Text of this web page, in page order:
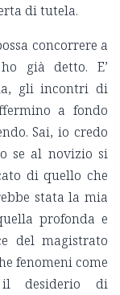
di tutela.
concorrere a
già detto. E’
gli incontri di
a fondo
Sai, io credo
se al novizio si
di quello che
stata la mia
profonda e
del magistrato
fenomeni come
desiderio di